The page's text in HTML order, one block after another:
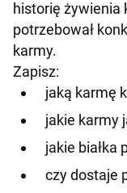
historię żywienia
potrzebował
karmy.
Zapisz:
jaką karmę
jakie karmy
jakie białka
czy dostaje